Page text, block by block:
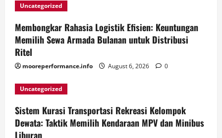
Uncategorized
Membongkar Rahasia Logistik Efisien: Keuntungan
Memilih Sewa Armada Bulanan untuk Distribusi
Ritel
mooreperformance.info August 6, 2026 0
Uncategorized
Sistem Kurasi Transportasi Rekreasi Kelompok
Dewata: Taktik Memilih Kendaraan MPV dan Minibus
Liburan